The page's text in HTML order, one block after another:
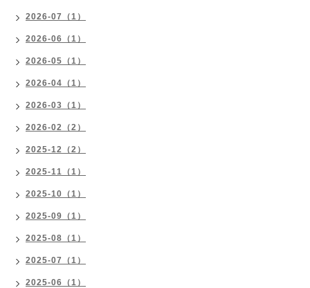
2026-07（1）
2026-06（1）
2026-05（1）
2026-04（1）
2026-03（1）
2026-02（2）
2025-12（2）
2025-11（1）
2025-10（1）
2025-09（1）
2025-08（1）
2025-07（1）
2025-06（1）